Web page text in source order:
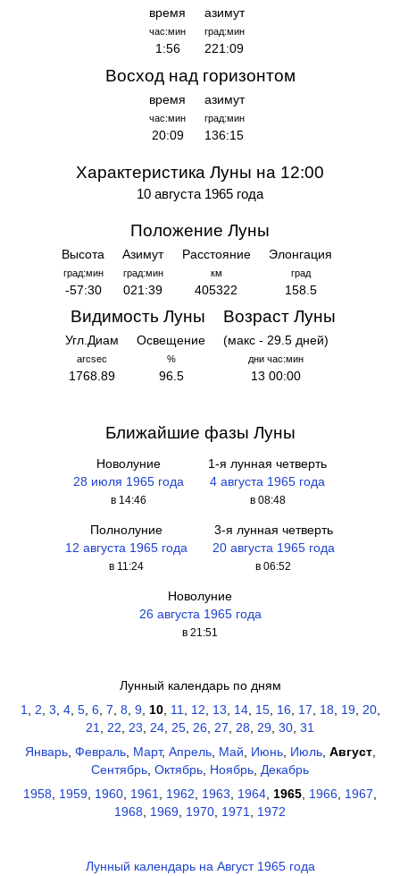
время
час:мин
1:56
азимут
град:мин
221:09
Восход над горизонтом
время
час:мин
20:09
азимут
град:мин
136:15
Характеристика Луны на 12:00
10 августа 1965 года
Положение Луны
Высота
град:мин
-57:30
Азимут
град:мин
021:39
Расстояние
км
405322
Элонгация
град
158.5
Видимость Луны
Угл.Диам
arcsec
1768.89
Освещение
%
96.5
Возраст Луны
(макс - 29.5 дней)
дни час:мин
13 00:00
Ближайшие фазы Луны
Новолуние
28 июля 1965 года
в 14:46
1-я лунная четверть
4 августа 1965 года
в 08:48
Полнолуние
12 августа 1965 года
в 11:24
3-я лунная четверть
20 августа 1965 года
в 06:52
Новолуние
26 августа 1965 года
в 21:51
Лунный календарь по дням
1, 2, 3, 4, 5, 6, 7, 8, 9, 10, 11, 12, 13, 14, 15, 16, 17, 18, 19, 20,
21, 22, 23, 24, 25, 26, 27, 28, 29, 30, 31
Январь, Февраль, Март, Апрель, Май Июнь, Июль, Август,
Сентябрь Октябрь Ноябрь Декабрь
1958
1959 1960 1961 1962 1963 1964 1965 1966 1967
1968
1969 1970 1971 1972
Лунный календарь на Август 1965 года